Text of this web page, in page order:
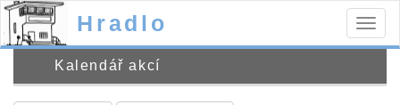
Hradlo
Kalendář akcí